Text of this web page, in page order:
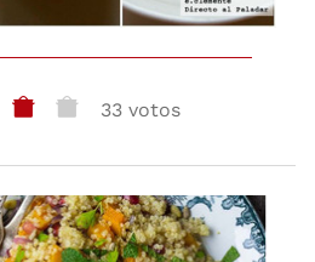
33 votos